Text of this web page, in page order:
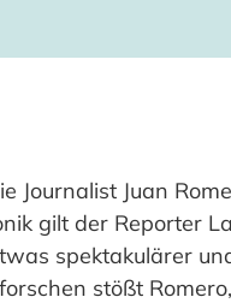
Journalist Juan
gilt der Reporter
spektakulärer
stößt